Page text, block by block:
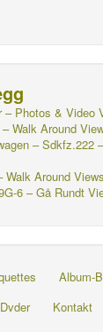
– Photos & Video
Walk Around
– Sdkfz.222
Walk Around
6 – Gå Rundt
Album-
Dvder Kontakt